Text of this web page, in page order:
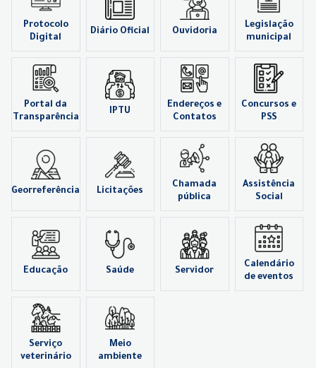
Protocolo
Digital
Diário Oficial Ouvidoria
Legislação
municipal
Portal da
Transparência
IPTU
Endereços e
Contatos
Concursos e
PSS
Georreferência Licitações
Chamada
pública
Assistência
Social
Educação Saúde Servidor
Calendário
de eventos
Serviço
veterinário
Meio
ambiente